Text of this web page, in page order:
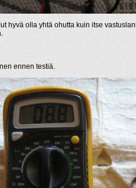
hyvä olla yhtä ohutta kuin itse
ennen testiä.